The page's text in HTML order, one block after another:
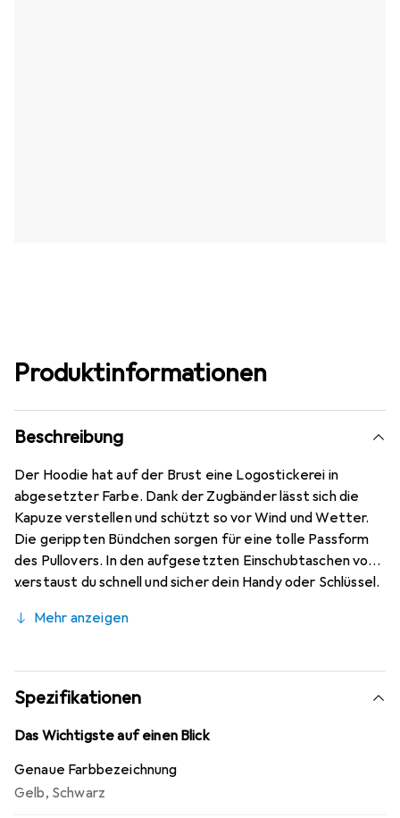
Produktinformationen
Beschreibung
Der Hoodie hat auf der Brust eine Logostickerei in
abgesetzter Farbe. Dank der Zugbänder lässt sich die
Kapuze verstellen und schützt so vor Wind und Wetter.
Die gerippten Bündchen sorgen für eine tolle Passform
des Pullovers. In den aufgesetzten Einschubtaschen vorn
verstaust du schnell und sicher dein Handy oder Schlüssel.
kann aber auch als Stilbruch zur schicken Stoffhose
Mehr anzeigen
Spezifikationen
Das Wichtigste auf einen Blick
Genaue Farbbezeichnung
Gelb, Schwarz